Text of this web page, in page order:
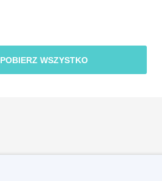
POBIERZ WSZYSTKO